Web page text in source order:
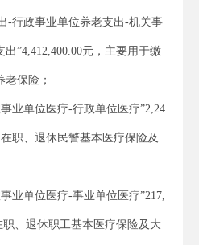
-行政事业单位养老支出-机关事
”4,412,400.00元，主要用于缴
保险；
业单位医疗-行政单位医疗”2,24
职、退休民警基本医疗保险及
业单位医疗-事业单位医疗”217,
、退休职工基本医疗保险及大